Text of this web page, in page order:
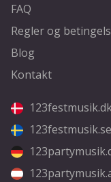
FAQ
Regler og
Blog
Kontakt
123festmusik.se